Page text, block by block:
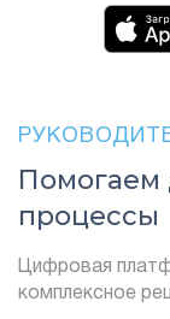
Помогаем
процессы
Цифровая
комплексное